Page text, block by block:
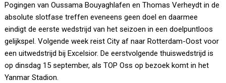
Pogingen van Oussama Bouyaghlafen en Thomas Verheydt in de
absolute slotfase treffen eveneens geen doel en daarmee
eindigt de eerste wedstrijd van het seizoen in een doelpuntloos
gelijkspel. Volgende week reist City af naar Rotterdam-Oost voor
een uitwedstrijd bij Excelsior. De eerstvolgende thuiswedstrijd is
op dinsdag 15 september, als TOP Oss op bezoek komt in het
Yanmar Stadion.